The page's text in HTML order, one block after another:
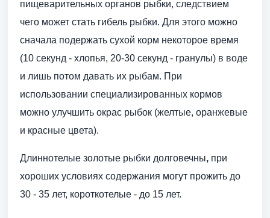
пищеварительных органов рыбки, следствием
чего может стать гибель рыбки. Для этого можно
сначала подержать сухой корм некоторое время
(10 секунд - хлопья, 20-30 секунд - гранулы) в воде
и лишь потом давать их рыбам. При
использовании специализированных кормов
можно улучшить окрас рыбок (желтые, оранжевые
и красные цвета).
Длиннотелые золотые рыбки долговечны, при
хороших условиях содержания могут прожить до
30 - 35 лет, короткотелые - до 15 лет.